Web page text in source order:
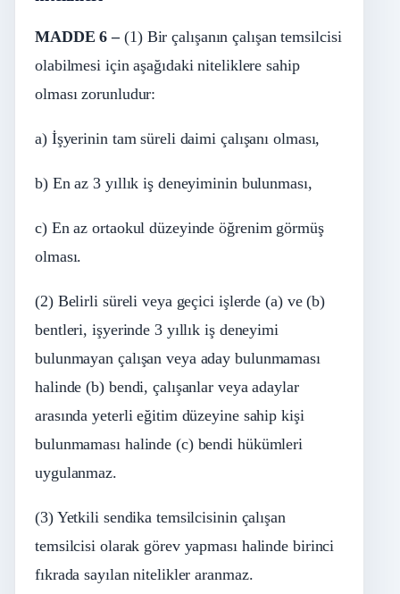
MADDE 6 –(1) Bir çalışanın çalışan temsilcisi
olabilmesi için aşağıdaki niteliklere sahip
olması zorunludur:
a) İşyerinin tam süreli daimi çalışanı olması,
b) En az 3 yıllık iş deneyiminin bulunması,
c) En az ortaokul düzeyinde öğrenim görmüş
olması.
(2) Belirli süreli veya geçici işlerde (a) ve (b)
bentleri, işyerinde 3 yıllık iş deneyimi
bulunmayan çalışan veya aday bulunmaması
halinde (b) bendi, çalışanlar veya adaylar
arasında yeterli eğitim düzeyine sahip kişi
bulunmaması halinde (c) bendi hükümleri
uygulanmaz.
(3) Yetkili sendika temsilcisinin çalışan
temsilcisi olarak görev yapması halinde birinci
fıkrada sayılan nitelikler aranmaz.